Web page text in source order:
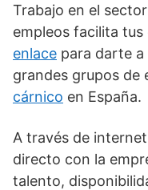
Trabajo en el
empleos facilita
enlace para darte
grandes grupos de
cárnico en España.
A través de
directo con la
talento,